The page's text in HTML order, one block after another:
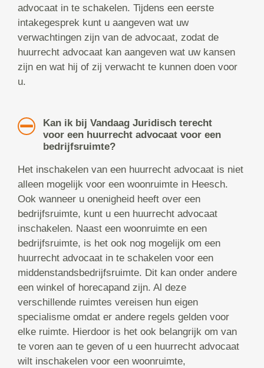
advocaat in te schakelen. Tijdens een eerste
intakegesprek kunt u aangeven wat uw
verwachtingen zijn van de advocaat, zodat de
huurrecht advocaat kan aangeven wat uw kansen
zijn en wat hij of zij verwacht te kunnen doen voor
u.
Kan ik bij Vandaag Juridisch terecht
voor een huurrecht advocaat voor een
bedrijfsruimte?
Het inschakelen van een huurrecht advocaat is niet
alleen mogelijk voor een woonruimte in Heesch.
Ook wanneer u onenigheid heeft over een
bedrijfsruimte, kunt u een huurrecht advocaat
inschakelen. Naast een woonruimte en een
bedrijfsruimte, is het ook nog mogelijk om een
huurrecht advocaat in te schakelen voor een
middenstandsbedrijfsruimte. Dit kan onder andere
een winkel of horecapand zijn. Al deze
verschillende ruimtes vereisen hun eigen
specialisme omdat er andere regels gelden voor
elke ruimte. Hierdoor is het ook belangrijk om van
te voren aan te geven of u een huurrecht advocaat
wilt inschakelen voor een woonruimte,